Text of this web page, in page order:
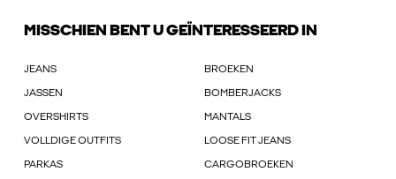
MISSCHIEN BENT U GEÏNTERESSEERD IN
JEANS BROEKEN
JASSEN BOMBERJACKS
OVERSHIRTS MANTALS
VOLLDIGE OUTFITS LOOSE FIT JEANS
PARKAS CARGOBROEKEN